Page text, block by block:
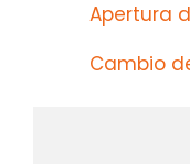
Apertura
Cambio